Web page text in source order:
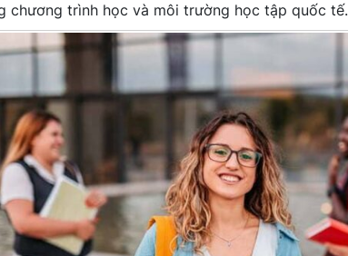
chương trình học và môi trường học tập quốc tế.